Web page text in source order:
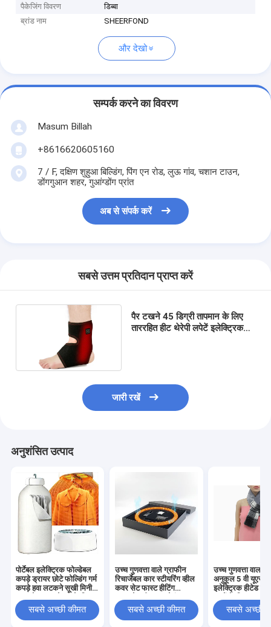
पैकेजिंग विवरण
डिब्बा
ब्रांड नाम
SHEERFOND
और देखो
सम्पर्क करने का विवरण
Masum Billah
+8616620605160
7 / F, दक्षिण शुहुआ बिल्डिंग, पिंग एन रोड, लुऊ गांव, चशान टाउन,
डोंगगुआन शहर, गुआंग्डोंग प्रांत
अब से संपर्क करें
सबसे उत्तम प्रतिदान प्राप्त करें
पैर टखने 45 डिग्री तापमान के लिए
ताररहित हीट थेरेपी लपेटें इलेक्ट्रिक
जारी रखें
अनुशंसित उत्पाद
पोर्टेबल इलेक्ट्रिक फोल्डेबल
कपड़े ड्रायर छोटे फोल्डिंग गर्म
कपड़े हवा लटकने सूखी मिनी
सूखीसबसे अच्छी कीमत
उच्च गुणवत्ता वाले ग्राफीन
रिचार्जेबल कार स्टीयरिंग व्हील
कवर सेट फास्ट हीटिंग
रैपिड ओवरहीट प्रोटेक्शन
सबसे अच्छी कीमत
उच्च गुणवत्ता वाला
अनुकूल 5 वी यूएसबी
इलेक्ट्रिक हीटेड नेक
मल्टीफंक्शनल
सहायक उपकरण
सबसे अच्छी